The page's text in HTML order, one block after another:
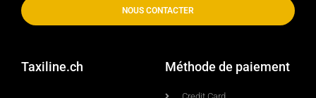
NOUS CONTACTER
Taxiline.ch Méthode de paiement